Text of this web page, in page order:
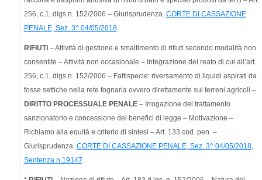
256, c.1, dlgs n. 152/2006 – Giurisprudenza. CORTE DI CASSAZIONE
PENALE, Sez. 3^ 04/05/2018
RIFIUTI – Attività di gestione e smaltimento di rifiuti secondo modalità non
consentite – Attività non occasionale – Integrazione del reato di cui all’art.
256, c.1, dlgs n. 152/2006 – Fattispecie: riversamento di liquidi aspirati da
fosse settiche nella rete fognaria ovvero direttamente sui terreni agricoli –
DIRITTO PROCESSUALE PENALE– Irrogazione del trattamento
sanzionatorio e concessione dei benefici di legge – Motivazione –
Richiamo alla equità e criterio di sintesi – Art. 133 cod. pen. –
Giurisprudenza. CORTE DI CASSAZIONE PENALE, Sez. 3^ 04/05/2018,
Sentenza n.19147